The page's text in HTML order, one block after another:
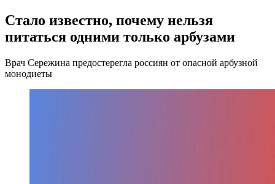
Стало известно, почему нельзя
питаться одними только арбузами
Врач Сережина предостерегла россиян от опасной арбузной
монодиеты